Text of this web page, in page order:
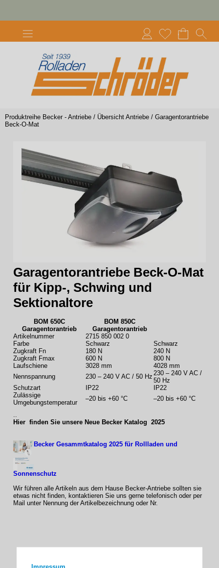
Impressum
Produktreihe Becker - Antriebe / Übersicht Antriebe / Garagentorantriebe
Beck-O-Mat
Garagentorantriebe Beck-O-Mat
für Kipp-, Schwing und
Sektionaltore
BOM 650C
Garagentorantrieb
BOM 850C
Garagentorantrieb
Artikelnummer
2715 850 002 0
Farbe
Schwarz
Schwarz
Zugkraft Fn
180 N
240 N
Zugkraft Fmax
600 N
800 N
Laufschiene
3028 mm
4028 mm
Nennspannung
230 – 240 V AC / 50 Hz 230 – 240 V AC /
50 Hz
Schutzart
IP22
IP22
Zulässige
Umgebungstemperatur
–20 bis +60 °C –20 bis +60 °C
Hier finden Sie unsere Neue Becker Katalog 2025
Becker Gesammtkatalog 2025 für Rollladen und
Sonnenschutz
Wir führen alle Artikeln aus dem Hause Becker-Antriebe sollten sie
etwas nicht finden, kontaktieren Sie uns gerne telefonisch oder per
Mail unter Nennung der Artikelbezeichnung oder Nr.